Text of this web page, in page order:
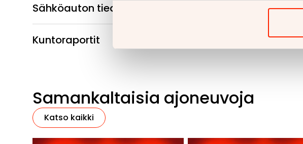
Sähköauton tiedot
Kuntoraportit
Samankaltaisia ajoneuvoja
Katso kaikki